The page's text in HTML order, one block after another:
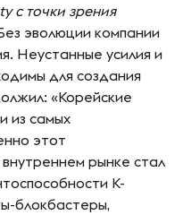
с точки зрения
эволюции компании
Неустанные усилия и
для создания
«Корейские
из самых
этот
рынке стал
K-
блокбастеры,